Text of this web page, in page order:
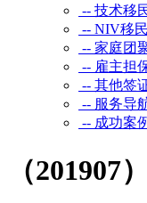
-- 技术移
-- NIV移民
-- 家庭团
-- 雇主担
-- 其他签
-- 服务导
-- 成功案
（